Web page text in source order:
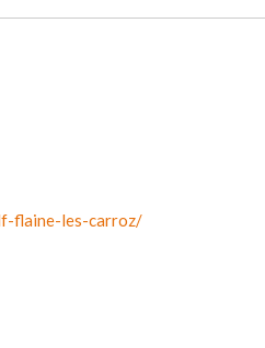
flaine-les-carroz/